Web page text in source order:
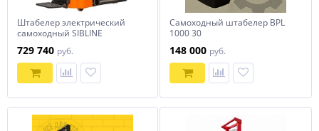
Штабелер электрический
самоходный SIBLINE
729 740 руб.
Самоходный штабелер BPL
1000 30
148 000 руб.